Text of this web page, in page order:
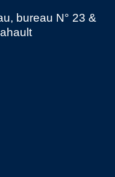
bureau N° 23 &